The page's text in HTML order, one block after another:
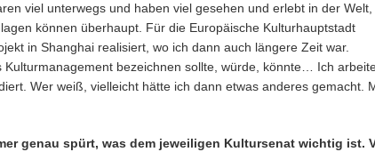
viel unterwegs und haben viel gesehen und erlebt in der Welt,
können überhaupt. Für die Europäische Kulturhauptstadt
in Shanghai realisiert, wo ich dann auch längere Zeit war.
bezeichnen sollte, würde, könnte… Ich
Wer weiß, vielleicht hätte ich dann etwas anderes gemacht.
genau spürt, was dem jeweiligen Kultursenat wichtig ist.